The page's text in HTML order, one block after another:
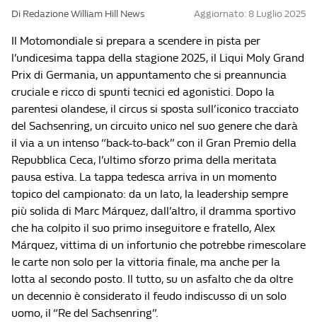
Di Redazione William Hill News Aggiornato: 8 Luglio 2025
Il Motomondiale si prepara a scendere in pista per
l’undicesima tappa della stagione 2025, il Liqui Moly Grand
Prix di Germania, un appuntamento che si preannuncia
cruciale e ricco di spunti tecnici ed agonistici. Dopo la
parentesi olandese, il circus si sposta sull’iconico tracciato
del Sachsenring, un circuito unico nel suo genere che darà
il via a un intenso “back-to-back” con il Gran Premio della
Repubblica Ceca, l’ultimo sforzo prima della meritata
pausa estiva. La tappa tedesca arriva in un momento
topico del campionato: da un lato, la leadership sempre
più solida di Marc Márquez, dall’altro, il dramma sportivo
che ha colpito il suo primo inseguitore e fratello, Alex
Márquez, vittima di un infortunio che potrebbe rimescolare
le carte non solo per la vittoria finale, ma anche per la
lotta al secondo posto. Il tutto, su un asfalto che da oltre
un decennio è considerato il feudo indiscusso di un solo
uomo, il “Re del Sachsenring”.